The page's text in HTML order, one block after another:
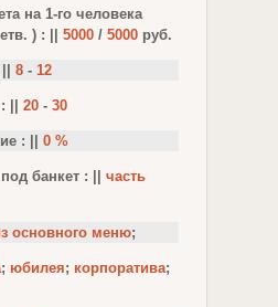
на 1-го человека
) : || 5000 / 5000 руб.
8 - 12
|| 20 - 30
: || 0 %
банкет : || часть
основного меню;
; юбилея; корпоратива;